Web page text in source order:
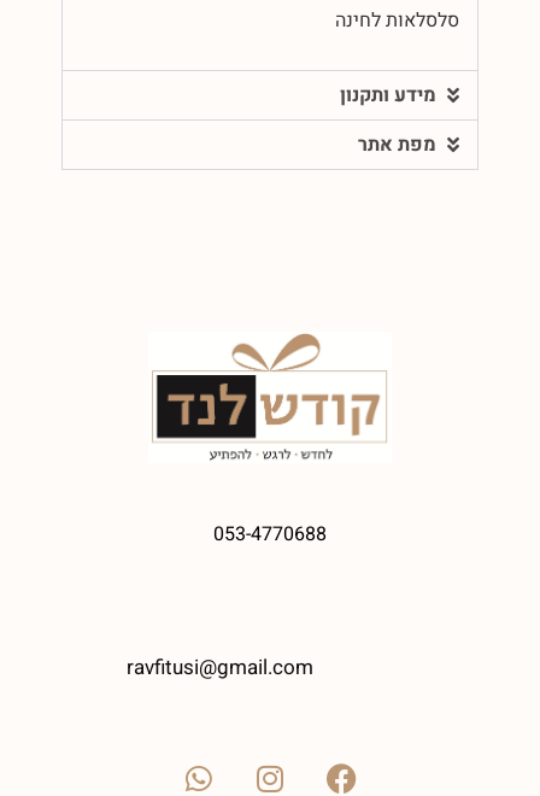
סלסלאות לחינה
מידע ותקנון
מפת אתר
053-4770688